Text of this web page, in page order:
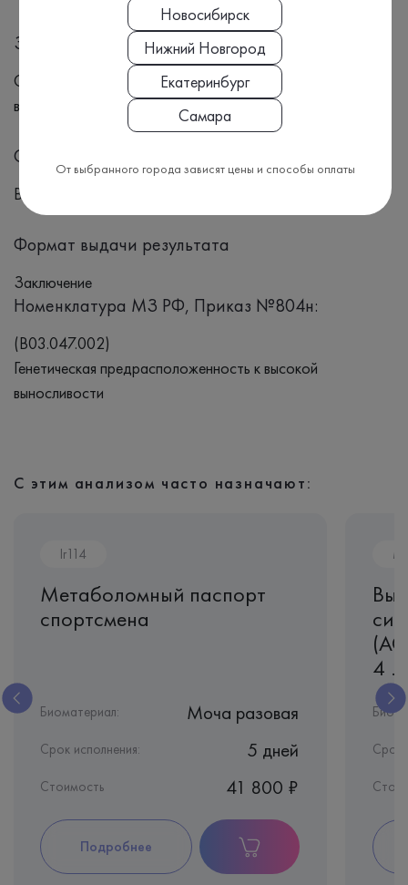
Заболевания
Определение предрасположенности к высококй
выносливости.
Синонимы
Выносливость, Спорт, Высокие достижения
Формат выдачи результата
Заключение
Номенклатура МЗ РФ, Приказ №804н:
(B03.047.002)
Генетическая предрасположенность к высокой
выносливости
С этим анализом часто назначают:
Ir114
Метаболомный паспорт
спортсмена
Биоматериал: Моча разовая
Срок исполнения: 5 дней
Стоимость 41 800 ₽
Подробнее
4 ...
Срок
Новосибирск
Нижний Новгород
Екатеринбург
Самара
От выбранного города зависят цены и способы оплаты